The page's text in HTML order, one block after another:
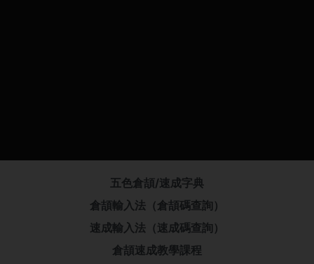
五色倉頡/速成字典
倉頡輸入法（倉頡碼查詢）
速成輸入法（速成碼查詢）
倉頡速成教學課程